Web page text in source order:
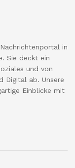
in
Sie deckt ein
und von
Digital ab. Unsere
Einblicke mit